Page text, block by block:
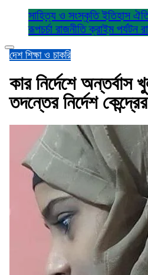
সাহিত্য ও সংস্কৃতিইতিহাস
রূপচর্চা রাজনীতিক্রাইম পর্যটন
দেশ শিক্ষা ও চাকরি
কার নির্দেশে অন্তর্বাস
তদন্তের নির্দেশ কেন্দ্রের